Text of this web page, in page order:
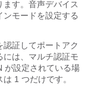
す。音声デバイス
モードを設定する
証してポートアク
には、マルチ認証モ
が設定されている場
1 つだけです。